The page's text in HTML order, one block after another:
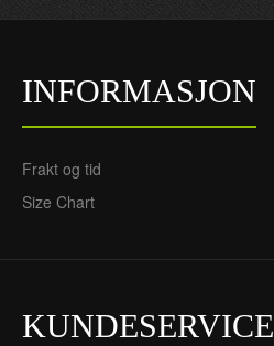
INFORMASJON
Frakt og tid
Size Chart
KUNDESERVICE